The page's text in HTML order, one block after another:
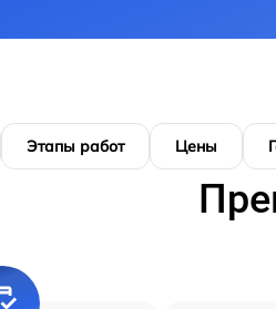
Этапы работ Цены